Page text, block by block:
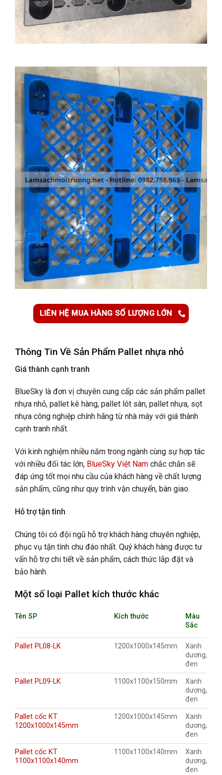
LIÊN HỆ MUA HÀNG SỐ LƯỢNG LỚN
Thông Tin Về Sản Phẩm Pallet nhựa nhỏ
Giá thành cạnh tranh
BlueSky là đơn vị chuyên cung cấp các sản phẩm pallet
nhựa nhỏ, pallet kê hàng, pallet lót sàn, pallet nhựa, sọt
nhựa công nghiệp chính hãng từ nhà máy với giá thành
cạnh tranh nhất.
Với kinh nghiệm nhiều năm trong ngành cùng sự hợp tác
với nhiều đối tác lớn, BlueSky Việt Nam chắc chắn sẽ
đáp ứng tốt mọi nhu cầu của khách hàng về chất lượng
sản phẩm, cũng như quy trình vận chuyển, bàn giao.
Hỗ trợ tận tình
Chúng tôi có đội ngũ hỗ trợ khách hàng chuyên nghiệp,
phục vụ tận tình chu đáo nhất. Quý khách hàng được tư
vấn hỗ trợ chi tiết về sản phẩm, cách thức lắp đặt và
bảo hành.
Một số loại Pallet kích thước khác
Tên SP Kích thước
Màu
Sắc
Pallet PL08-LK 1200x1000x145mm
Xanh
dương,
đen
Pallet PL09-LK 1100x1100x150mm
Xanh
dương,
đen
Pallet cốc KT
1200x1000x145mm
1200x1000x145mm
Xanh
dương,
đen
Pallet cốc KT
1100x1100x140mm
1100x1100x140mm
Xanh
dương,
đen